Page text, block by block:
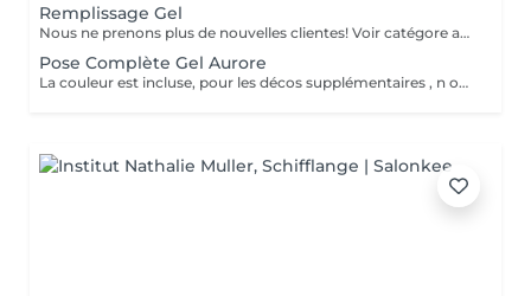
Remplissage Gel
Nous ne prenons plus de nouvelles clientes! Voir catégore avec Aurore
Pose Complète Gel Aurore
La couleur est incluse, pour les décos supplémentaires , n oubliez pas d aller dans la rubrique nail arts